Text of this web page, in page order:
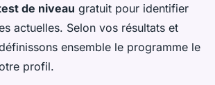
de niveau gratuit pour identifier
actuelles. Selon vos résultats et
ensemble le programme le
profil.